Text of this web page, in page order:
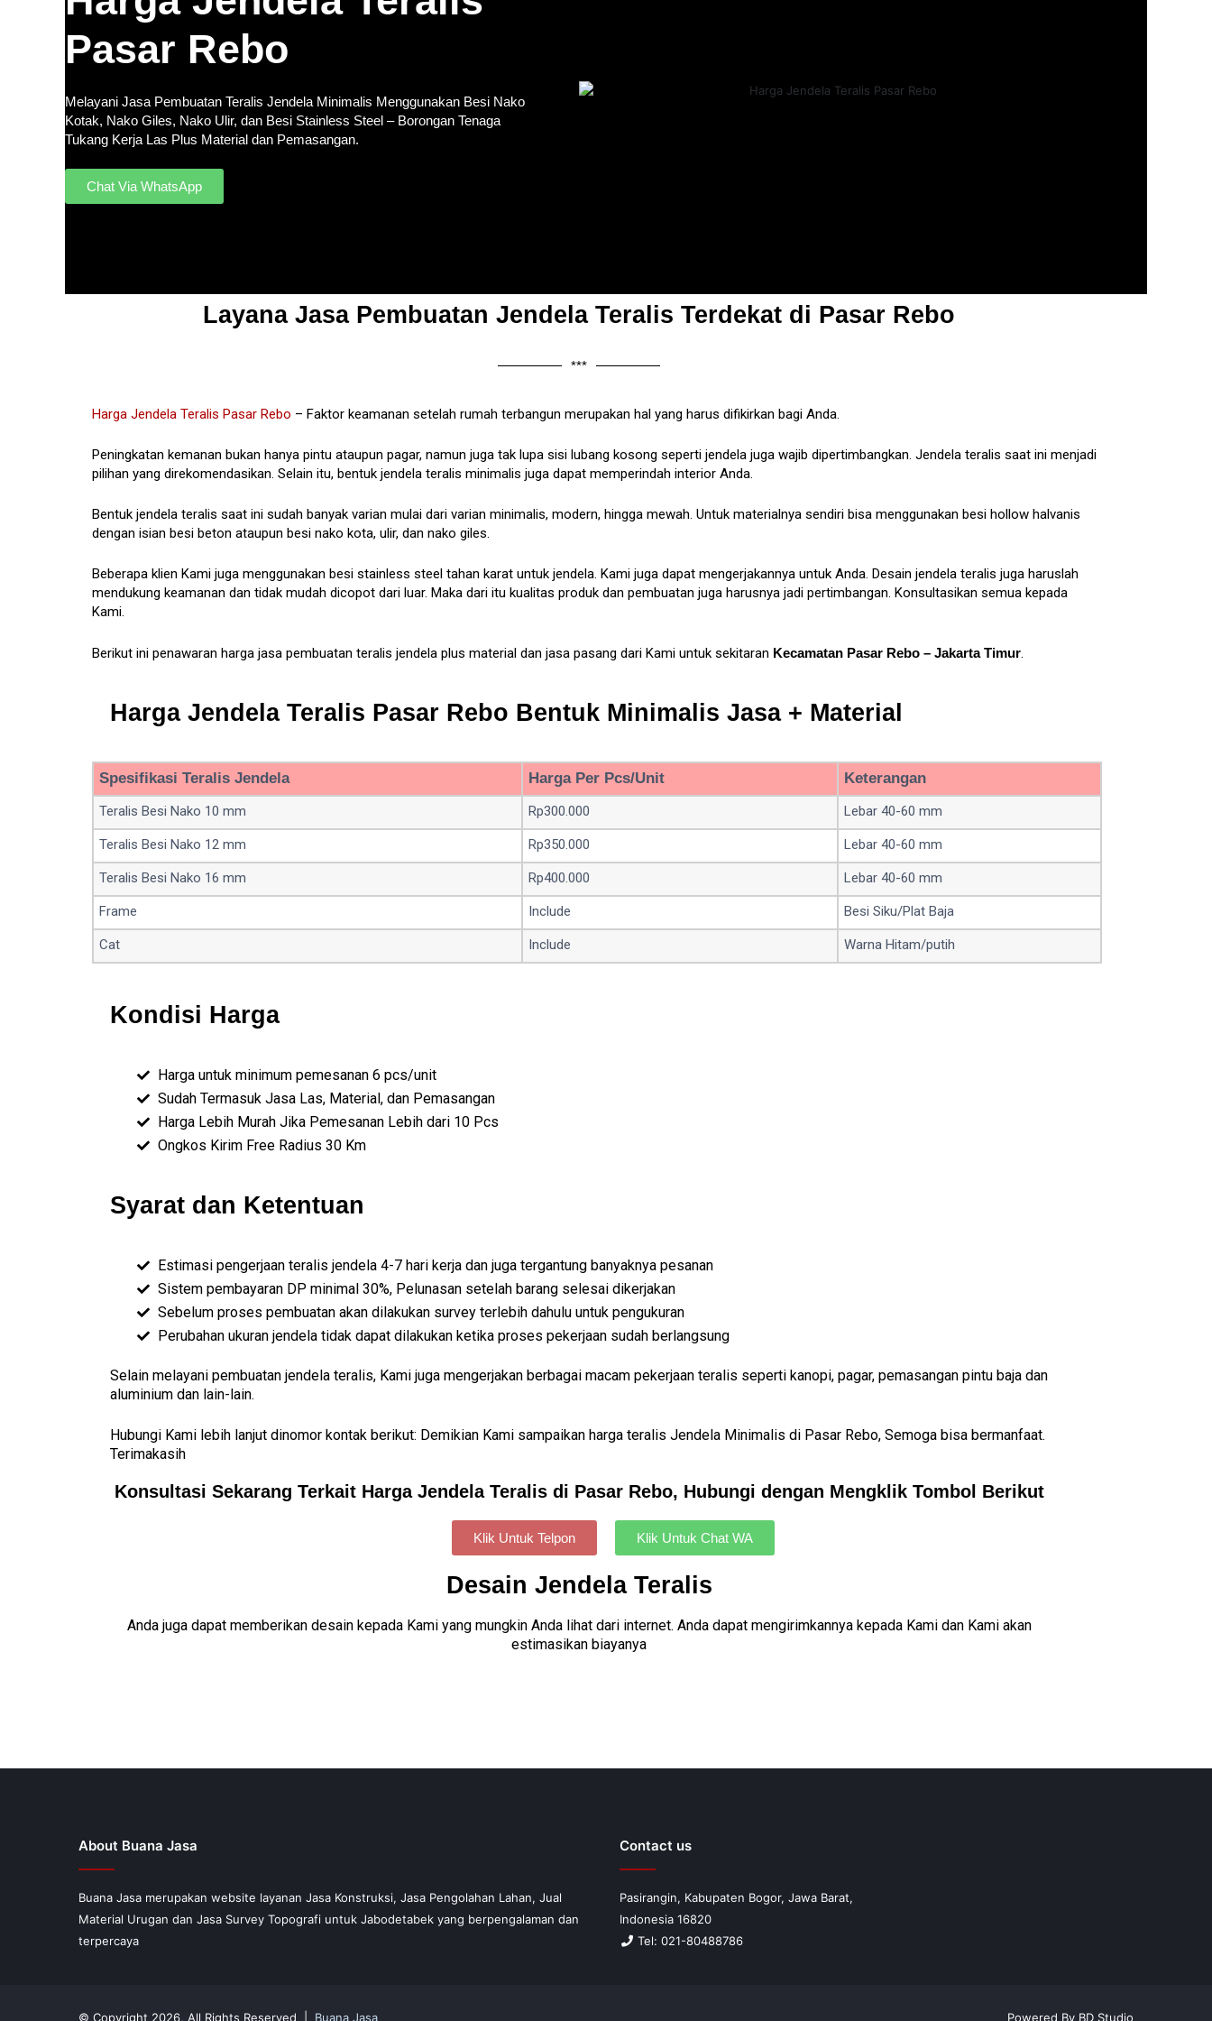
Pasar Rebo
Melayani Jasa Pembuatan Teralis Jendela Minimalis Menggunakan Besi Nako
Kotak, Nako Giles, Nako Ulir, dan Besi Stainless Steel – Borongan Tenaga
Tukang Kerja Las Plus Material dan Pemasangan.
Chat Via WhatsApp
Layana Jasa Pembuatan Jendela Teralis Terdekat di Pasar Rebo
***
Harga Jendela Teralis Pasar Rebo – Faktor keamanan setelah rumah terbangun merupakan hal yang harus difikirkan bagi Anda.
Peningkatan kemanan bukan hanya pintu ataupun pagar, namun juga tak lupa sisi lubang kosong seperti jendela juga wajib dipertimbangkan. Jendela teralis saat ini menjadi
pilihan yang direkomendasikan. Selain itu, bentuk jendela teralis minimalis juga dapat memperindah interior Anda.
Bentuk jendela teralis saat ini sudah banyak varian mulai dari varian minimalis, modern, hingga mewah. Untuk materialnya sendiri bisa menggunakan besi hollow halvanis
dengan isian besi beton ataupun besi nako kota, ulir, dan nako giles.
Beberapa klien Kami juga menggunakan besi stainless steel tahan karat untuk jendela. Kami juga dapat mengerjakannya untuk Anda. Desain jendela teralis juga haruslah
mendukung keamanan dan tidak mudah dicopot dari luar. Maka dari itu kualitas produk dan pembuatan juga harusnya jadi pertimbangan. Konsultasikan semua kepada
Kami.
Berikut ini penawaran harga jasa pembuatan teralis jendela plus material dan jasa pasang dari Kami untuk sekitaran Kecamatan Pasar Rebo – Jakarta Timur.
Harga Jendela Teralis Pasar Rebo Bentuk Minimalis Jasa + Material
Spesifikasi Teralis Jendela Harga Per Pcs/Unit Keterangan
Teralis Besi Nako 10 mm Rp300.000 Lebar 40-60 mm
Teralis Besi Nako 12 mm Rp350.000 Lebar 40-60 mm
Teralis Besi Nako 16 mm Rp400.000 Lebar 40-60 mm
Frame Include Besi Siku/Plat Baja
Cat Include Warna Hitam/putih
Kondisi Harga
Harga untuk minimum pemesanan 6 pcs/unit
Sudah Termasuk Jasa Las, Material, dan Pemasangan
Harga Lebih Murah Jika Pemesanan Lebih dari 10 Pcs
Ongkos Kirim Free Radius 30 Km
Syarat dan Ketentuan
Estimasi pengerjaan teralis jendela 4-7 hari kerja dan juga tergantung banyaknya pesanan
Sistem pembayaran DP minimal 30%, Pelunasan setelah barang selesai dikerjakan
Sebelum proses pembuatan akan dilakukan survey terlebih dahulu untuk pengukuran
Perubahan ukuran jendela tidak dapat dilakukan ketika proses pekerjaan sudah berlangsung
Selain melayani pembuatan jendela teralis, Kami juga mengerjakan berbagai macam pekerjaan teralis seperti kanopi, pagar, pemasangan pintu baja dan
aluminium dan lain-lain.
Hubungi Kami lebih lanjut dinomor kontak berikut: Demikian Kami sampaikan harga teralis Jendela Minimalis di Pasar Rebo, Semoga bisa bermanfaat.
Terimakasih
Konsultasi Sekarang Terkait Harga Jendela Teralis di Pasar Rebo, Hubungi dengan Mengklik Tombol Berikut
Klik Untuk Telpon Klik Untuk Chat WA
Desain Jendela Teralis
Anda juga dapat memberikan desain kepada Kami yang mungkin Anda lihat dari internet. Anda dapat mengirimkannya kepada Kami dan Kami akan
estimasikan biayanya
About Buana Jasa
Buana Jasa merupakan website layanan Jasa Konstruksi, Jasa Pengolahan Lahan, Jual
Material Urugan dan Jasa Survey Topografi untuk Jabodetabek yang berpengalaman dan
terpercaya
Contact us
Pasirangin, Kabupaten Bogor, Jawa Barat,
Indonesia 16820
Tel: 021-80488786
© Copyright 2026, All Rights Reserved | Buana Jasa Powered By BD Studio